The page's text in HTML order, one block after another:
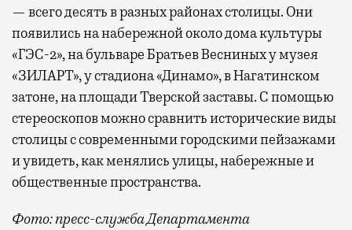
— всего десять в разных районах столицы. Они
появились на набережной около дома культуры
«ГЭС-2», на бульваре Братьев Весниных у музея
«ЗИЛАРТ», у стадиона «Динамо», в Нагатинском
затоне, на площади Тверской заставы. С помощью
стереоскопов можно сравнить исторические виды
столицы с современными городскими пейзажами
и увидеть, как менялись улицы, набережные и
общественные пространства.
Фото: пресс-служба Департамента